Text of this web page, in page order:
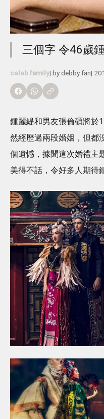
三個字 令46歲
celeb family| bydebby fan|
鍾麗緹和男友張倫碩將於
然經歷過兩段婚姻，但都
個遺憾，據聞這次婚禮主
美得不話，令好多人期待